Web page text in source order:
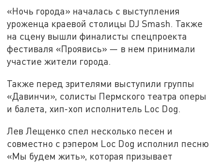
«Ночь города» началась с выступления
уроженца краевой столицы DJ Smash. Также
на сцену вышли финалисты спецпроекта
фестиваля «Проявись» — в нем принимали
участие жители города.
Также перед зрителями выступили группы
«Давинчи», солисты Пермского театра оперы
и балета, хип-хоп исполнитель Loc Dog.
Лев Лещенко спел несколько песен и
совместно с рэпером Loc Dog исполнил песню
«Мы будем жить», которая призывает